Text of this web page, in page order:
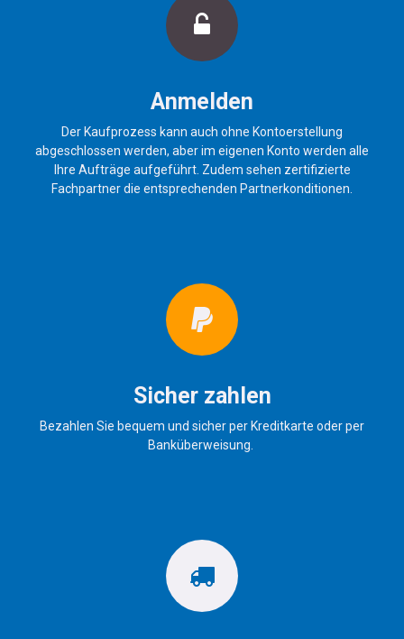
Anmelden
Der Kaufprozess kann auch ohne Kontoerstellung
abgeschlossen werden, aber im eigenen Konto werden alle
Ihre Aufträge aufgeführt. Zudem sehen zertifizierte
Fachpartner die entsprechenden Partnerkonditionen.
Sicher zahlen
Bezahlen Sie bequem und sicher per Kreditkarte oder per
Banküberweisung.